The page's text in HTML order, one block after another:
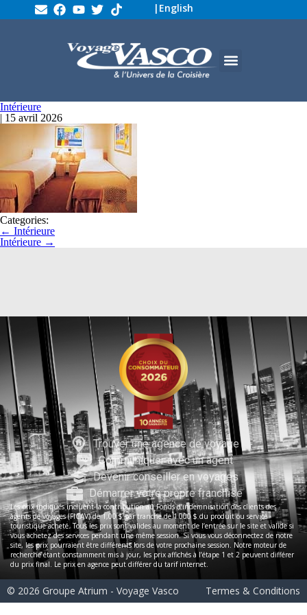
| English
Intérieure
| 15 avril 2026
Categories:
← Intérieure
Intérieure →
Trouver une agence de voyage
Communiquer avec un agent
Devenir conseiller en voyages
Démarrer votre propre franchise
Les prix indiqués incluent la contribution au Fonds d’indemnisation des clients des
agents de voyages (FICAV) de 1,00 $ par tranche de 1 000 $ du produit ou service
touristique acheté. Tous les prix sont valides au moment de l’entrée sur le site et valide si
vous achetez des services pendant une même session. Si vous vous déconnectez de notre
site, les prix pourraient être différents lors de votre prochaine session. Notre moteur de
recherche étant constamment mis à jour, les prix affichés à l’étape 1 et 2 peuvent différer
du prix final. Le prix en agence peut différer du tarif internet.
© 2026 Groupe Atrium - Voyage Vasco Termes & Conditions